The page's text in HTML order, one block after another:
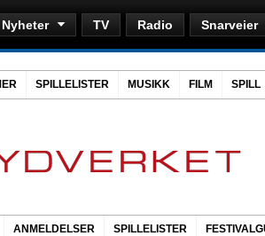
Nyheter TV Radio Snarveier
SPILLELISTER MUSIKK FILM SPILL
ANMELDELSER SPILLELISTER